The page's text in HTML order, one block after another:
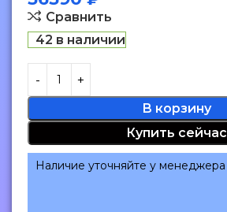
Сравнить
42 в наличии
В корзину
Купить сейчас
Наличие уточняйте у менеджера